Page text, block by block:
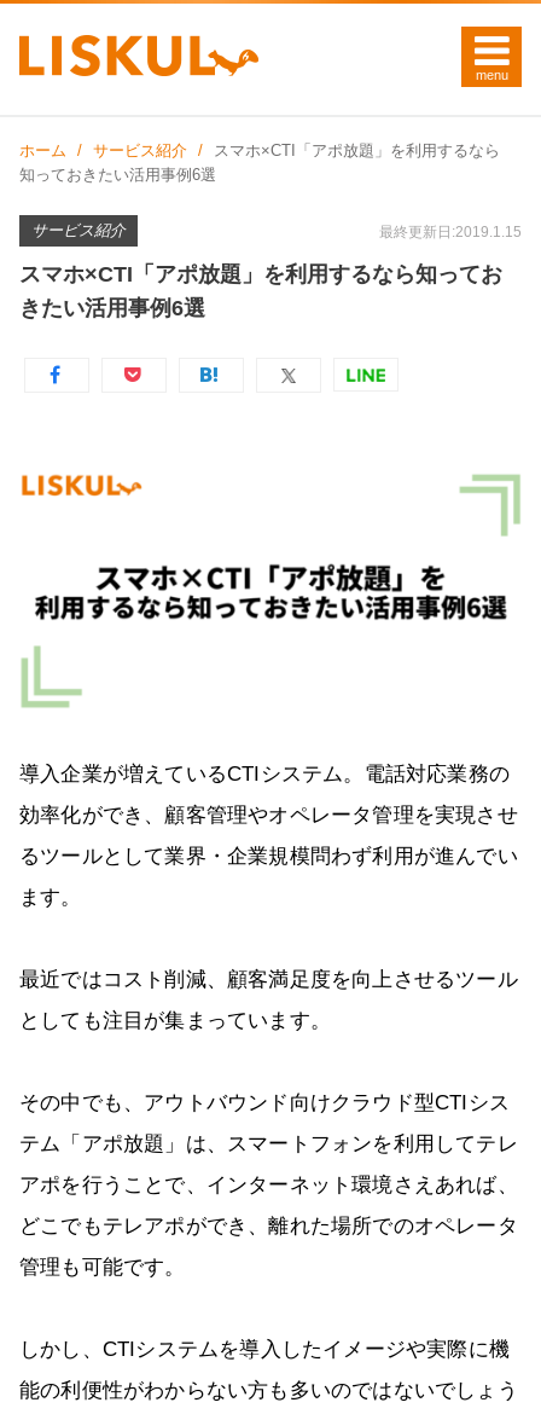
ホーム サービス紹介
スマホ×CTI「アポ放題」を利用するなら
知っておきたい活用事例6選
サービス紹介 最終更新日:2019.1.15
スマホ×CTI「アポ放題」を利用するなら知ってお
きたい活用事例6選
導入企業が増えているCTIシステム。電話対応業務の
効率化ができ、顧客管理やオペレータ管理を実現させ
るツールとして業界・企業規模問わず利用が進んでい
ます。
最近ではコスト削減、顧客満足度を向上させるツール
としても注目が集まっています。
その中でも、アウトバウンド向けクラウド型CTIシス
テム「アポ放題」は、スマートフォンを利用してテレ
アポを行うことで、インターネット環境さえあれば、
どこでもテレアポができ、離れた場所でのオペレータ
管理も可能です。
しかし、CTIシステムを導入したイメージや実際に機
能の利便性がわからない方も多いのではないでしょう